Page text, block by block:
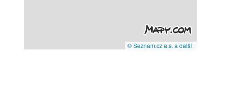
© Seznam.cz a.s. a další